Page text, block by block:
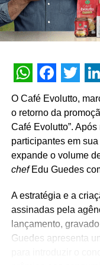
assistir aos jogos
Queremos estar ao
máximo de ofertas
mão”, diz Laura
TÓPICOS
A SEGUIR
Nissin Foods cria
criatividade dos
NÃO PERCA
Shell Select lança
WhatsApp
O Café Evolutto,
o retorno da
Café Evolutto”.
participantes em
expande o volume
chefEdu Guedes
A estratégia e a
assinadas pela
lançamento,
Guedes apresenta